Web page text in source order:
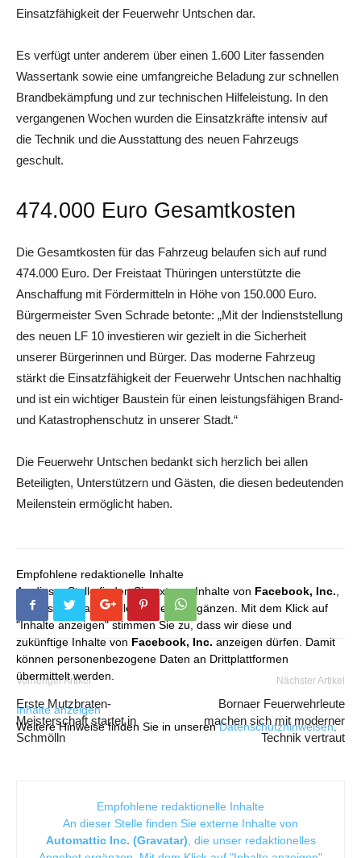
Einsatzfähigkeit der Feuerwehr Untschen dar.
Es verfügt unter anderem über einen 1.600 Liter fassenden
Wassertank sowie eine umfangreiche Beladung zur schnellen
Brandbekämpfung und zur technischen Hilfeleistung. In den
vergangenen Wochen wurden die Einsatzkräfte intensiv auf
die Technik und die Ausstattung des neuen Fahrzeugs
geschult.
474.000 Euro Gesamtkosten
Die Gesamtkosten für das Fahrzeug belaufen sich auf rund
474.000 Euro. Der Freistaat Thüringen unterstützte die
Anschaffung mit Fördermitteln in Höhe von 150.000 Euro.
Bürgermeister Sven Schrade betonte: „Mit der Indienststellung
des neuen LF 10 investieren wir gezielt in die Sicherheit
unserer Bürgerinnen und Bürger. Das moderne Fahrzeug
stärkt die Einsatzfähigkeit der Feuerwehr Untschen nachhaltig
und ist ein wichtiger Baustein für einen leistungsfähigen Brand-
und Katastrophenschutz in unserer Stadt.“
Die Feuerwehr Untschen bedankt sich herzlich bei allen
Beteiligten, Unterstützern und Gästen, die diesen bedeutenden
Meilenstein ermöglicht haben.
Empfohlene redaktionelle Inhalte
An dieser Stelle finden Sie externe Inhalte von Facebook, Inc.
die unser redaktionelles Angebot ergänzen. Mit dem Klick auf
"Inhalte anzeigen" stimmen Sie zu, dass wir diese und
zukünftige Inhalte von Facebook, Inc. anzeigen dürfen. Damit
können personenbezogene Daten an Drittplattformen
übermittelt werden.
Inhalte anzeigen
Weitere Hinweise finden Sie in unserenDatenschutzhinweisen.
Vorheriger Artikel
Erste Mutzbraten-
Meisterschaft startet in
Schmölln
Nächster Artikel
Bornaer Feuerwehrleute
machen sich mit moderner
Technik vertraut
Empfohlene redaktionelle Inhalte
An dieser Stelle finden Sie externe Inhalte von
Automattic Inc. (Gravatar) , die unser redaktionelles